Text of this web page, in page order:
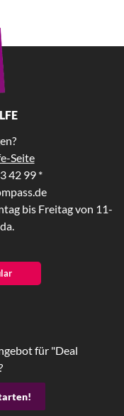
Seite
42 99 *
bis Freitag von 11-
für "Deal